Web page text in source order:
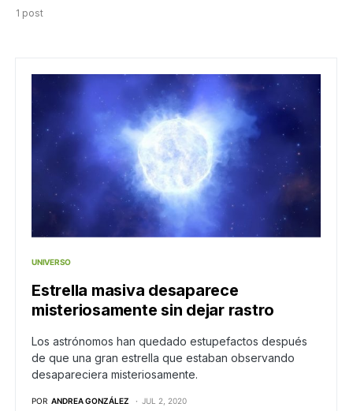
1 post
UNIVERSO
Estrella masiva desaparece
misteriosamente sin dejar rastro
Los astrónomos han quedado estupefactos después
de que una gran estrella que estaban observando
desapareciera misteriosamente.
POR ANDREA GONZÁLEZ JUL 2, 2020